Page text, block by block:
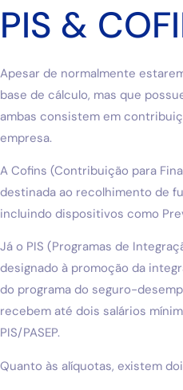
PIS &
Apesar de normalmente
base de cálculo, mas que
ambas consistem em
empresa.
A Cofins (Contribuição para
destinada ao recolhimento de
incluindo dispositivos como
Já o PIS (Programas de
designado à promoção da
do programa do seguro-
recebem até dois salários
PIS/PASEP.
Quanto às alíquotas, existem